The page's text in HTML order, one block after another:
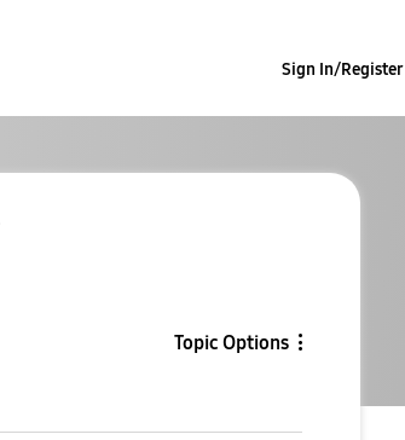
Sign In/Register
Topic Options